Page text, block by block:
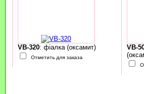
VB-320: фіалка (оксамит)
Отметить для заказа
VB-